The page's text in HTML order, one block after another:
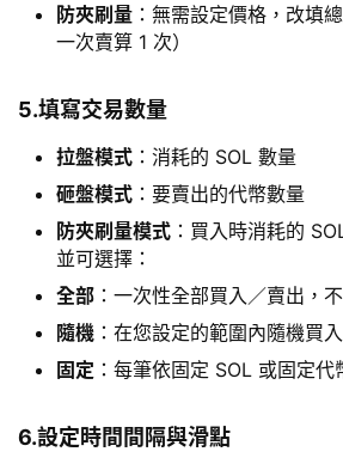
防夾刷量 ：無需設定價格，改填
一次賣算 1 次）
5.填寫交易數量
拉盤模式 ：消耗的 SOL 數量
砸盤模式 ：要賣出的代幣數量
防夾刷量模式 ：買入時消耗的
並可選擇：
全部 ：一次性全部買入／賣出，
隨機 ：在您設定的範圍內隨機買
固定 ：每筆依固定 SOL 或固定代
6.設定時間間隔與滑點